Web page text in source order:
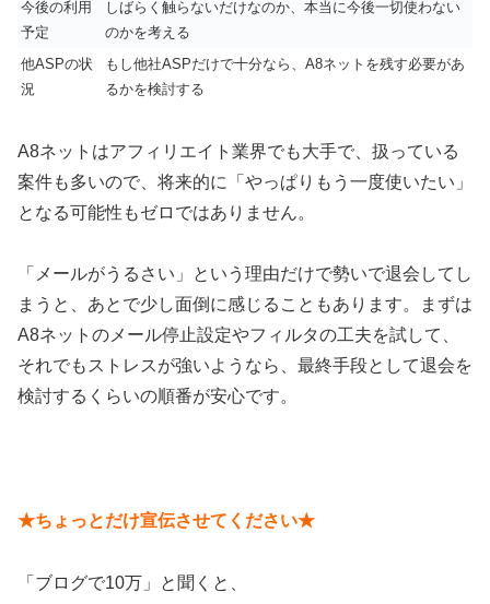
今後の利用
予定
しばらく触らないだけなのか、本当に今後一切使わない
のかを考える
他ASPの状
況
もし他社ASPだけで十分なら、A8ネットを残す必要があ
るかを検討する
A8ネットはアフィリエイト業界でも大手で、扱っている
案件も多いので、将来的に「やっぱりもう一度使いたい」
となる可能性もゼロではありません。
「メールがうるさい」という理由だけで勢いで退会してし
まうと、あとで少し面倒に感じることもあります。まずは
A8ネットのメール停止設定やフィルタの工夫を試して、
それでもストレスが強いようなら、最終手段として退会を
検討するくらいの順番が安心です。
★ちょっとだけ宣伝させてください★
「ブログで10万」と聞くと、